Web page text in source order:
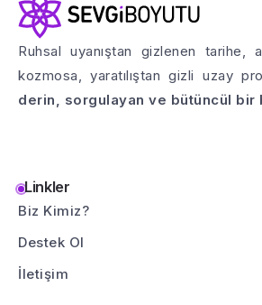
Ruhsal uyanıştan gizlenen tarihe,
kozmosa, yaratılıştan gizli uzay
derin, sorgulayan ve bütüncül bir
Linkler
Biz Kimiz?
Destek Ol
İletişim